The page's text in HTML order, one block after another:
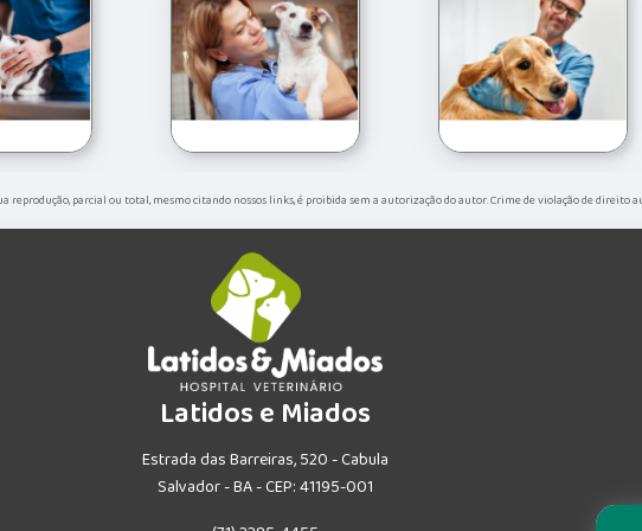
reprodução, parcial ou total, mesmo citando nossos links, é proibida sem a autorização do autor. Crime de violação de direito
Latidos e Miados
Estrada das Barreiras, 520 - Cabula
Salvador - BA - CEP: 41195-001